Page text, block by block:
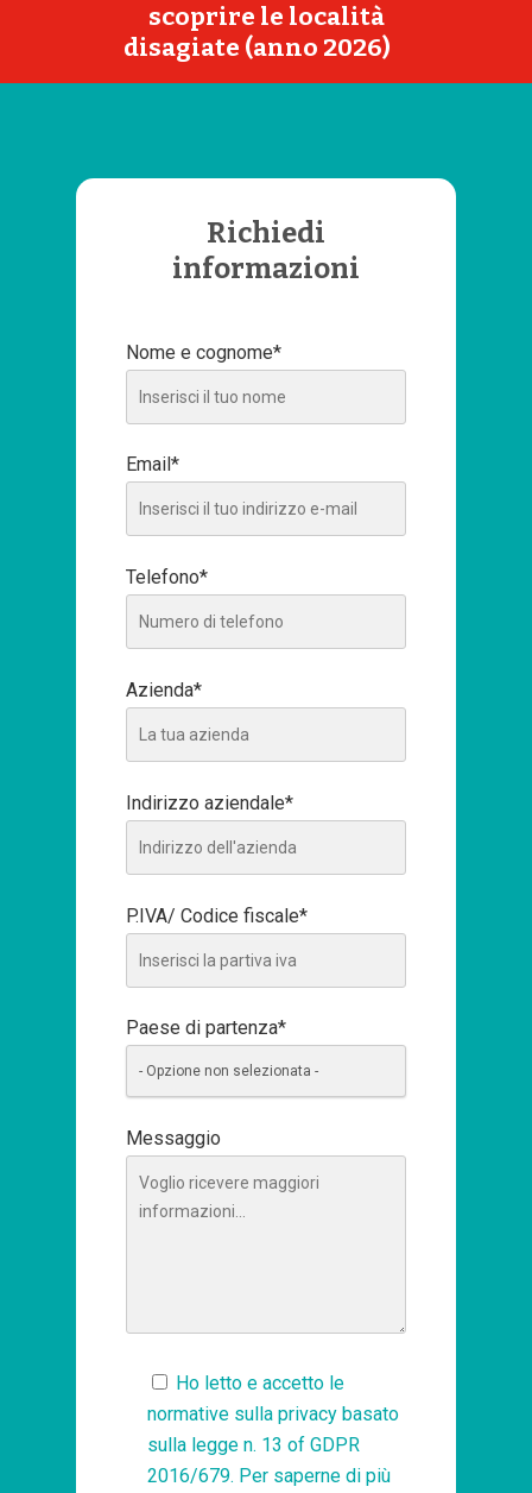
scoprire le località
disagiate (anno 2026)
Richiedi
informazioni
Nome e cognome*
Email*
Telefono*
Azienda*
Indirizzo aziendale*
P.IVA/ Codice fiscale*
Paese di partenza*
Messaggio
Ho letto e accetto le
normative sulla privacy basato
sulla legge n. 13 of GDPR
2016/679. Per saperne di più